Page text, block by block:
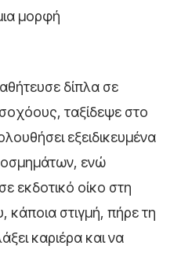
μορφή
δίπλα σε
ταξίδεψε στο
εξειδικευμένα
ενώ
εκδοτικό οίκο στη
κάποια στιγμή, πήρε τη
καριέρα και να